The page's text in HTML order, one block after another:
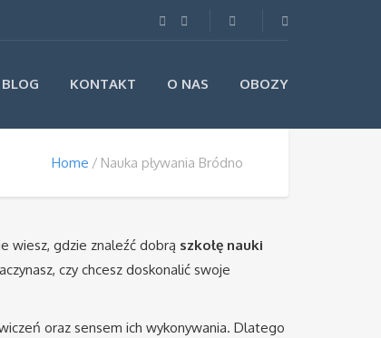
BLOG KONTAKT O NAS OBOZY
Home Nauka pływania Bródno
wiesz, gdzie znaleźć dobrą szkołę nauki
czy chcesz doskonalić swoje
oraz sensem ich wykonywania. Dlatego